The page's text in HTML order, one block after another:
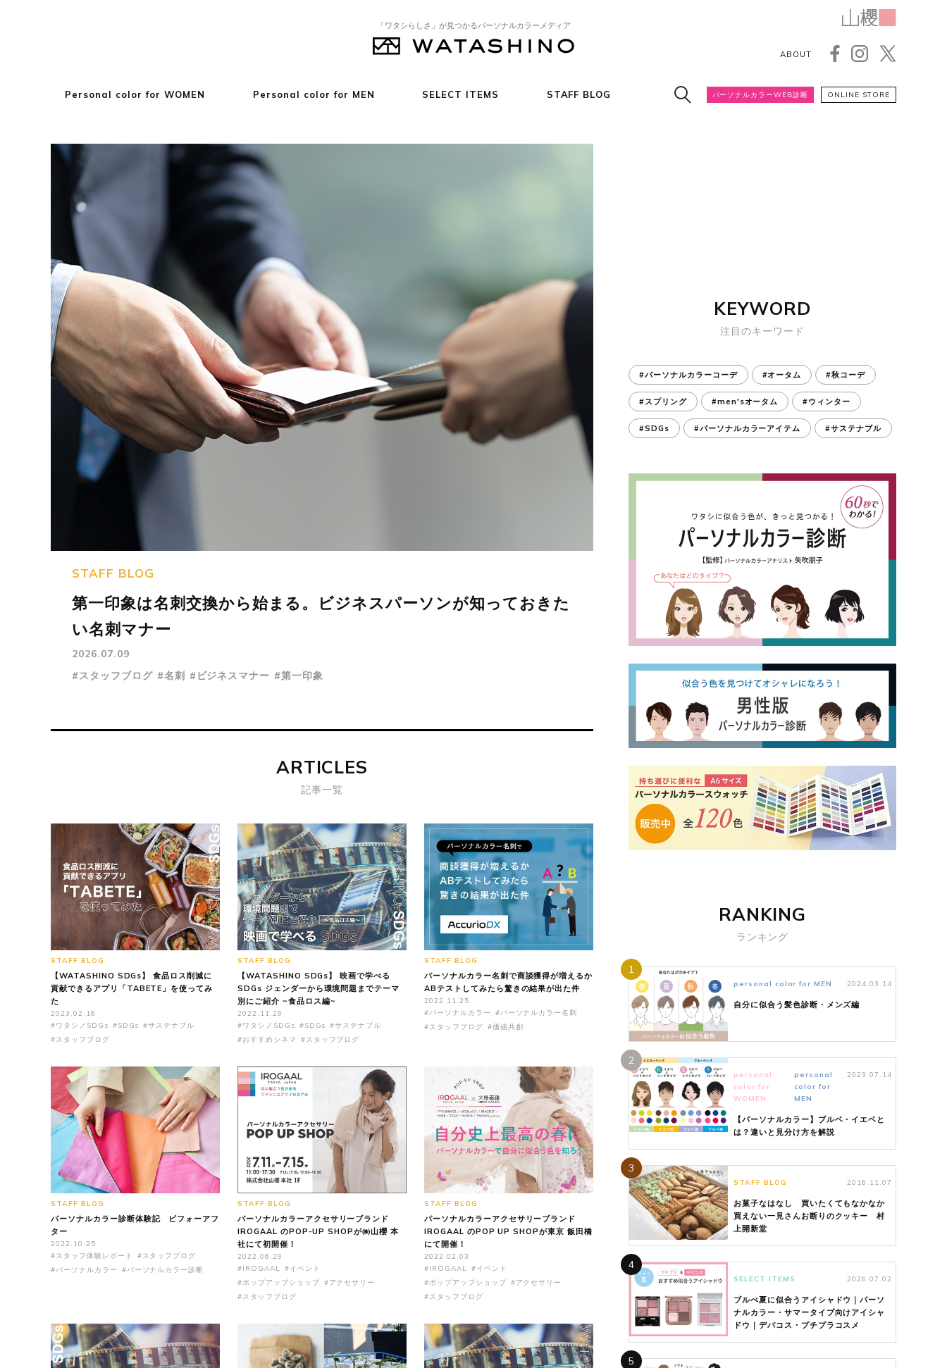
「ワタシらしさ」が見つかるパーソナルカラーメディア
ABOUT
Personal color for WOMEN Personal color for MEN SELECT ITEMS STAFF BLOG パーソナルカラーWEB診断 ONLINE STORE
STAFF BLOG
第一印象は名刺交換から始まる。ビジネスパーソンが知っておきた
い名刺マナー
2026.07.09
#スタッフブログ #名刺 #ビジネスマナー #第一印象
ARTICLES
記事一覧
STAFF BLOG
【WATASHINO SDGs】 食品ロス削減に
貢献できるアプリ「TABETE」を使ってみ
た
2023.02.16
#ワタシノSDGs #SDGs #サステナブル
#スタッフブログ
STAFF BLOG
【WATASHINO SDGs】 映画で学べる
SDGs ジェンダーから環境問題までテーマ
別にご紹介 ~食品ロス編~
2022.11.29
#ワタシノSDGs #SDGs #サステナブル
#おすすめシネマ
#スタッフブログ
STAFF BLOG
パーソナルカラー名刺で商談獲得が増えるか
ABテストしてみたら驚きの結果が出た件
2022.11.25
#パーソナルカラー
#パーソナルカラー名刺
#スタッフブログ #価値共創
STAFF BLOG
パーソナルカラー診断体験記 ビフォーアフ
ター
2022.10.25
#スタッフ体験レポート
#スタッフブログ
#パーソナルカラー
#パーソナルカラー診断
STAFF BLOG
パーソナルカラーアクセサリーブランド
IROGAAL のPOP-UP SHOPが㈱山櫻 本
社にて初開催！
2022.06.29
#IROGAAL #イベント
#ポップアップショップ #アクセサリー
#スタッフブログ
STAFF BLOG
パーソナルカラーアクセサリーブランド
IROGAAL のPOP UP SHOPが東京 飯田橋
にて開催！
2022.02.03
#IROGAAL #イベント
#ポップアップショップ #アクセサリー
#スタッフブログ
KEYWORD
注目のキーワード
#パーソナルカラーコーデ #オータム #秋コーデ
#スプリング #men'sオータム #ウィンター
#SDGs #パーソナルカラーアイテム #サステナブル
RANKING
ランキング
1
personal color for MEN 2024.03.14
自分に似合う髪色診断・メンズ編
2
personal
color for
WOMEN
personal
color for
MEN
2023.07.14
【パーソナルカラー】ブルベ・イエベと
は？違いと見分け方を解説
3
STAFF BLOG 2016.11.07
お菓子なはなし 買いたくてもなかなか
買えない一見さんお断りのクッキー 村
上開新堂
4
SELECT ITEMS 2026.07.02
ブルべ夏に似合うアイシャドウ｜パーソ
ナルカラー・サマータイプ向けアイシャ
ドウ｜デパコス・プチプラコスメ
5